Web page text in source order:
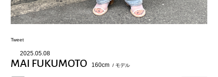
Tweet
2025.05.08
MAI FUKUMOTO 160cm / モデル